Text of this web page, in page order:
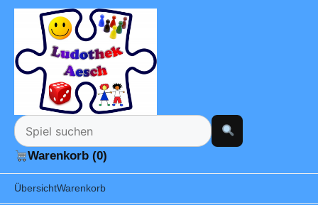
Warenkorb (0)
ÜbersichtWarenkorb